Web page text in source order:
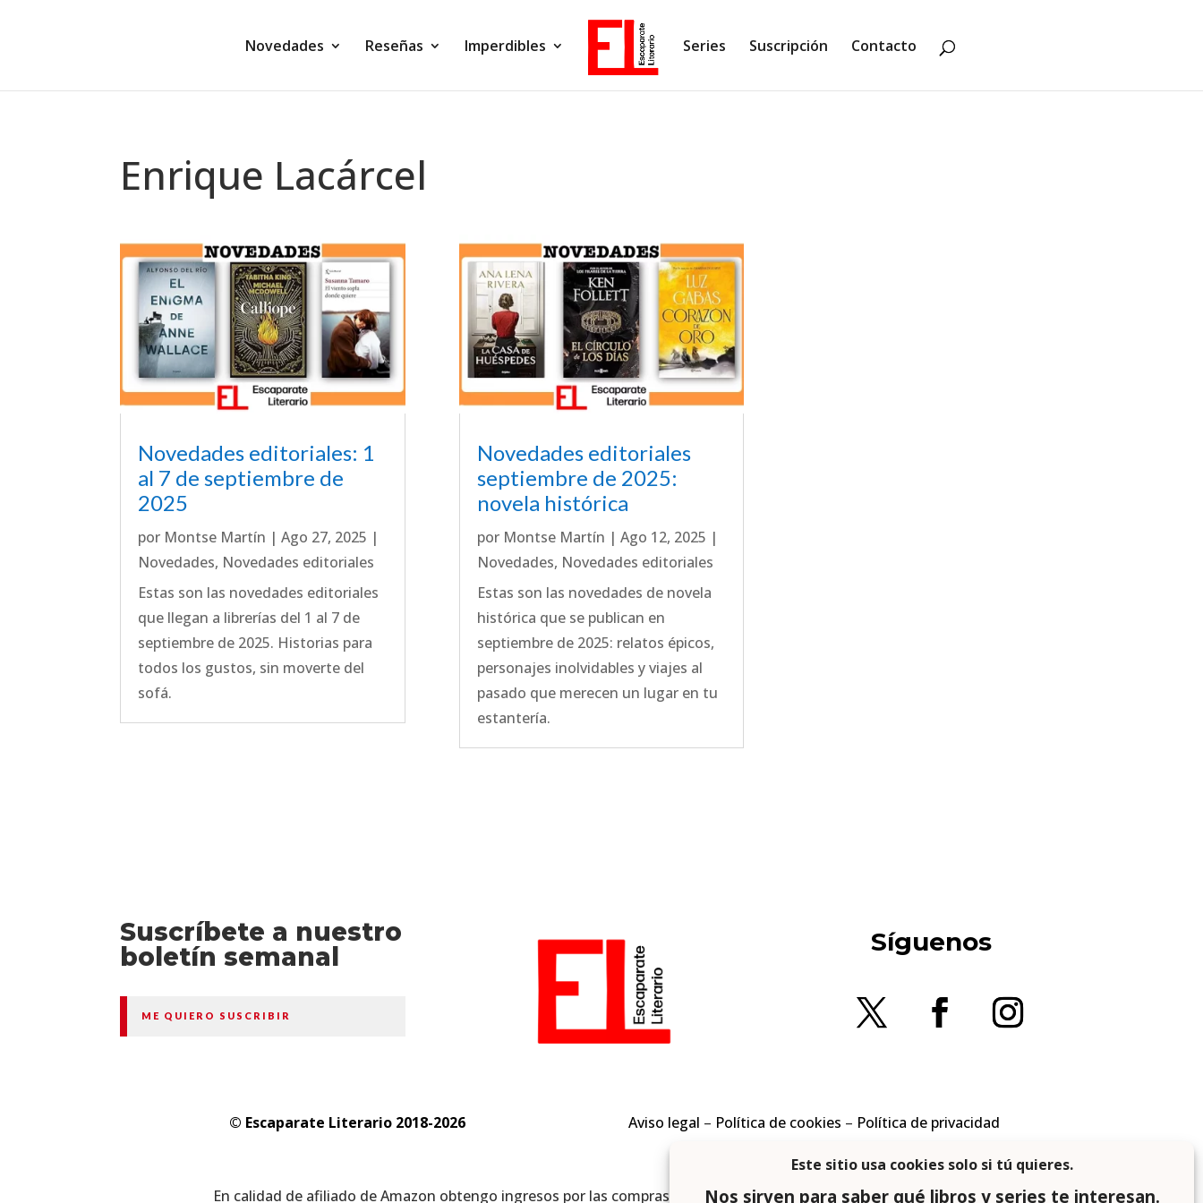
Novedades Reseñas Imperdibles Series Suscripción Contacto
Enrique Lacárcel
Novedades editoriales: 1
al 7 de septiembre de
2025
por Montse Martín |Ago 27, 2025 |
Novedades, Novedades editoriales
Estas son las novedades editoriales
que llegan a librerías del 1 al 7 de
septiembre de 2025. Historias para
todos los gustos, sin moverte del
sofá.
Novedades editoriales
septiembre de 2025:
novela histórica
por Montse Martín | Ago 12, 2025 |
Novedades, Novedades editoriales
Estas son las novedades de novela
histórica que se publican en
septiembre de 2025: relatos épicos,
personajes inolvidables y viajes al
pasado que merecen un lugar en tu
estantería.
Suscríbete a nuestro
boletín semanal
ME QUIERO SUSCRIBIR
Síguenos
© Escaparate Literario 2018-2026 Aviso legal – Política de cookies – Política de privacidad
En calidad de afiliado de Amazon obtengo ingresos por las compras adscritas que cumplen los requisitos aplicables